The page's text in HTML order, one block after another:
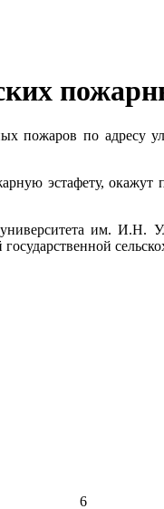
пожаров по адресу
эстафету, окажут
им. И.Н.
6